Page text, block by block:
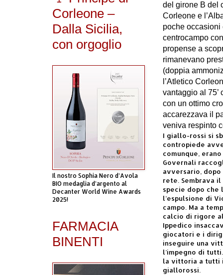
del girone B del
Corleone e
poche occasioni
centrocampo
propense a
rimanevano
(doppia
l’Atletico
vantaggio al 75’
con un ottimo
accarezzava il
veniva respinto
I giallo-rossi si
contropiede
comunque,
Governali
avversario, dopo
rete. Sembrava
specie dopo che
l’espulsione di
campo. Ma a
calcio di rigore
Ippedico
giocatori e i
inseguire una
l’impegno di
la vittoria a tutti
giallorossi.
Corleone –
Dalla Sicilia,
con orgoglio
Il nostro Sophia Nero d’Avola
BIO medaglia d’argento al
Decanter World Wine Awards
2025!
FARMACIA
BINENTI